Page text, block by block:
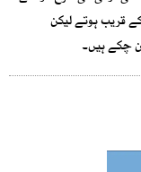
شامل ہونے کے قریب ہوتے لیکن